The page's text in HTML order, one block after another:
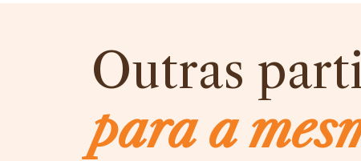
Outras
para a